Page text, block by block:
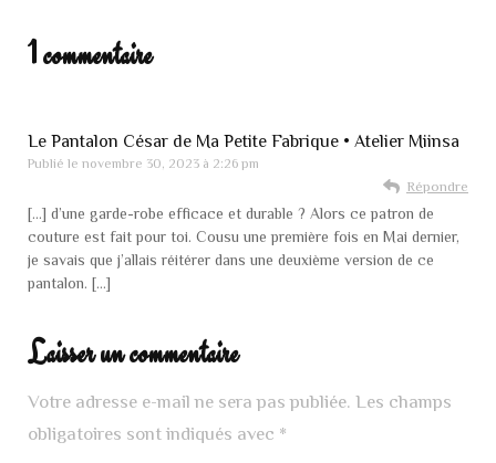
1 commentaire
Le Pantalon César de Ma Petite Fabrique • Atelier Miinsa
Publié le novembre 30, 2023 à 2:26 pm
Répondre
[…] d’une garde-robe efficace et durable ? Alors ce patron de
couture est fait pour toi. Cousu une première fois en Mai dernier,
je savais que j’allais réitérer dans une deuxième version de ce
pantalon. […]
Laisser un commentaire
Votre adresse e-mail ne sera pas publiée. Les champs
obligatoires sont indiqués avec *